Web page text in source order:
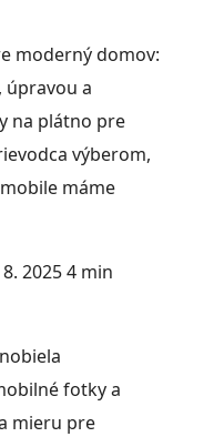
moderný domov:
úpravou a
na plátno pre
výberom,
máme
20254 min